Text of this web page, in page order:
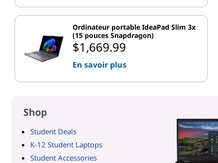
Ordinateur portable IdeaPad Slim 3x
(15 pouces Snapdragon)
$1,669.99
En savoir plus
Shop
Student Deals
K-12 Student Laptops
Student Accessories